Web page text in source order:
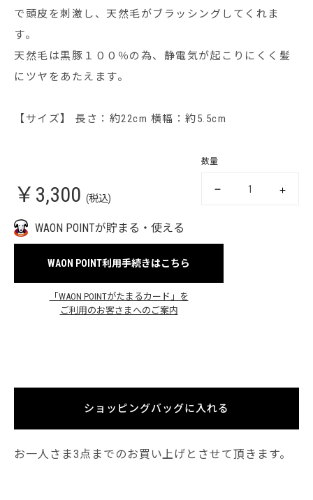
で頭皮を刺激し、天然毛がブラッシングしてくれま
す。
天然毛は黒豚１００％の為、静電気が起こりにくく髪
にツヤをあたえます。
【サイズ】 長さ：約22cm 横幅：約5.5cm
￥3,300 (税込)
数量
WAON POINTが貯まる・使える
WAON POINT利用手続きはこちら
「WAON POINTがたまるカード」を
ご利用のお客さまへのご案内
ショッピングバッグに入れる
お一人さま3点までのお買い上げとさせて頂きます。